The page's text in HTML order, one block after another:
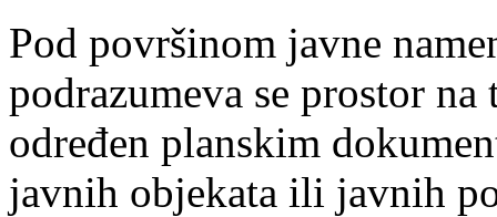
Pod površinom javne
podrazumeva se prostor
određen planskim
javnih objekata ili javnih